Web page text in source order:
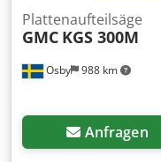
Osby 988 km
Plattenaufteilsäge
GMC KGS 300M
Anfragen